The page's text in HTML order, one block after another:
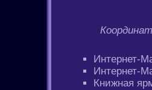
Интернет-
Интернет-
Книжная